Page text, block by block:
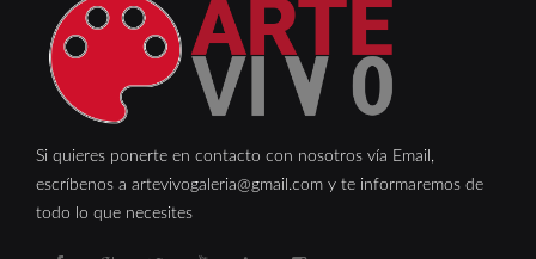
Si quieres ponerte en contacto con nosotros vía Email,
escríbenos a artevivogaleria@gmail.com y te informaremos de
todo lo que necesites